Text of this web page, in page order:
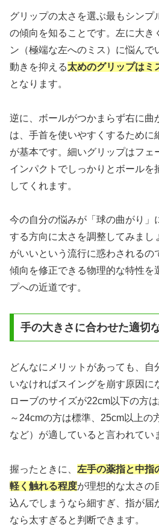
グリップの太さを選ぶ最もシンプ
の傾向を知ることです。左に大き
ン（極端な左へのミス）に悩んで
動きを抑える太めのグリップはミ
となります。
逆に、ボールがつかまらず右に曲
は、手首を使いやすくするために
が基本です。細いグリップはフェ
インパクトでしっかりとボールを
してくれます。
今の自分の悩みが「球の曲がり」
する方向に太さを調整してみまし
がいいという流行に惑わされるの
傾向を修正できる物理的な特性を
プへの近道です。
手の大きさに合わせた適切
どんなにメリットがあっても、自
いなければスイングを崩す原因に
ローブのサイズが22cm以下の方
～24cmの方は標準、25cm以上の
など）が適していると言われてい
握ったときに、 左手の薬指と中指
軽く触れる程度が理想的な太さの
込んでしまうなら細すぎ、指が届
なら太すぎると判断できます。